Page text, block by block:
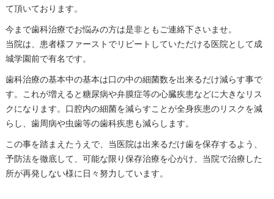
て頂いております。
今まで歯科治療でお悩みの方は是非ともご連絡下さいませ。
当院は、患者様ファーストでリピートしていただける医院として成
城学園前で有名です。
歯科治療の基本中の基本は口の中の細菌数を出来るだけ減らす事で
す。これが増えると糖尿病や弁膜症等の心臓疾患などに大きなリス
クになります。口腔内の細菌を減らすことが全身疾患のリスクを減
らし、歯周病や虫歯等の歯科疾患も減らします。
この事を踏まえたうえで、当医院は出来るだけ歯を保存するよう、
予防法を徹底して、可能な限り保存治療を心がけ、当院で治療した
所が再発しない様に日々努力しています。